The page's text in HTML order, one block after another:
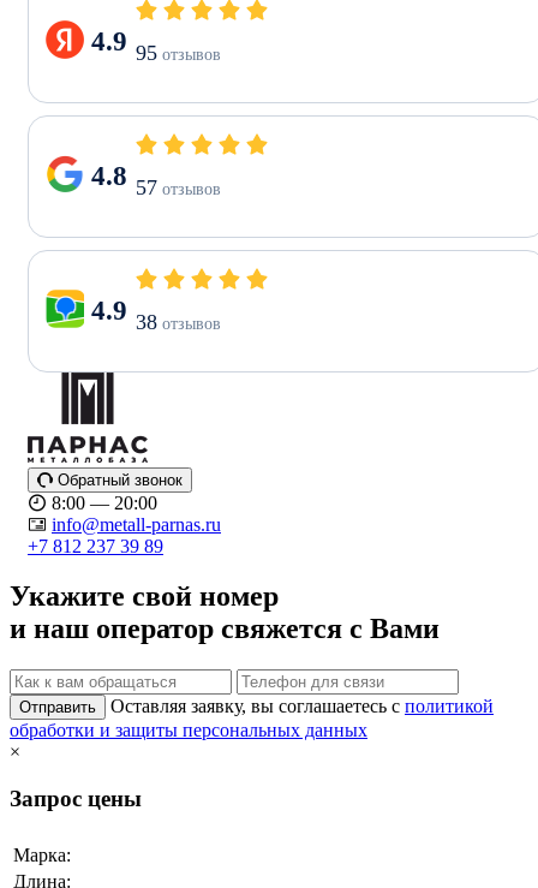
4.9 95 отзывов
4.8 57 отзывов
4.9 38 отзывов
Обратный звонок
8:00 — 20:00
info@metall-parnas.ru
+7 812 237 39 89
Укажите свой номер
и наш оператор свяжется с Вами
Отправить Оставляя заявку, вы соглашаетесь с политикой
обработки и защиты персональных данных
×
Запрос цены
Марка:
Длина: